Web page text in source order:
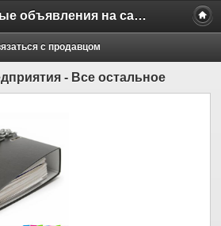
Бесплатные объявления на сайте MILAMO.ru
с продавцом
- Все остальное